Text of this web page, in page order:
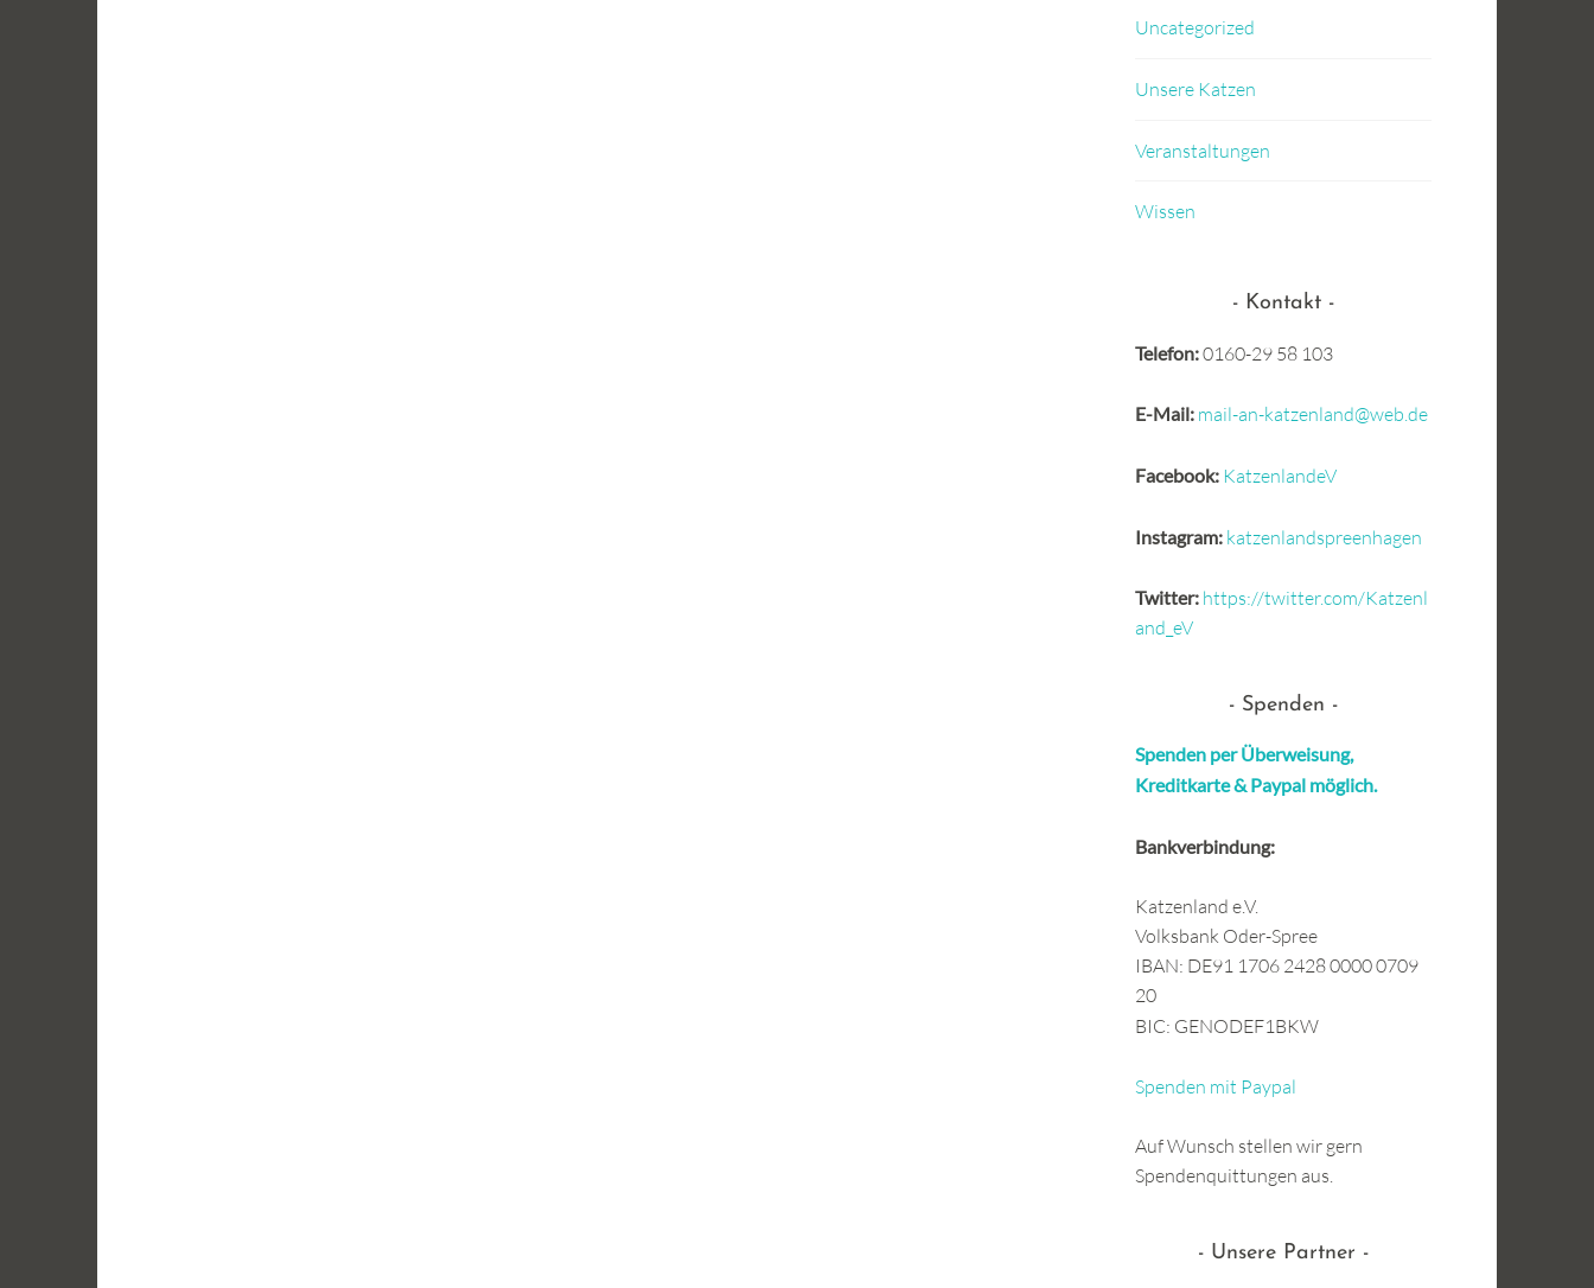
Uncategorized
Unsere Katzen
Veranstaltungen
Wissen
Kontakt
Telefon:0160-29 58 103
E-Mail: mail-an-katzenland@web.de
Facebook: KatzenlandeV
Instagram: katzenlandspreenhagen
Twitter: https://twitter.com/Katzenl
and_eV
Spenden
Spenden per Überweisung,
Kreditkarte & Paypal möglich.
Bankverbindung:
Katzenland e.V.
Volksbank Oder-Spree
IBAN: DE91 1706 2428 0000 0709
20
BIC: GENODEF1BKW
Spenden mit Paypal
Auf Wunsch stellen wir gern
Spendenquittungen aus.
Unsere Partner